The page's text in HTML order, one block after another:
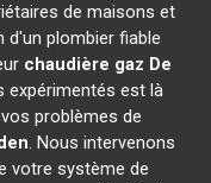
de maisons et
plombier fiable
chaudière gaz De
expérimentés est là
problèmes de
. Nous intervenons
votre système de